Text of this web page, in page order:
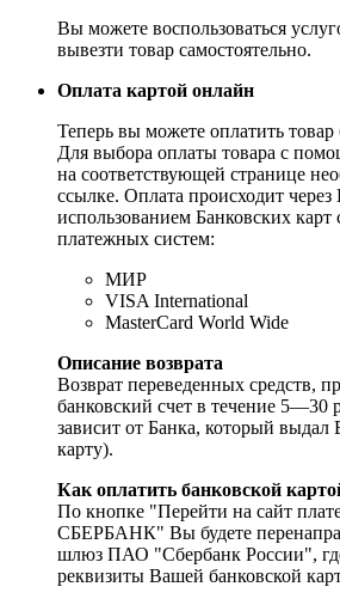
Вы можете воспользоваться
вывезти товар самостоятельно.
Оплата картой онлайн
Теперь вы можете оплатить товар
Для выбора оплаты товара с
на соответствующей странице
ссылке. Оплата происходит
использованием Банковских
платежных систем:
МИР
VISA International
MasterCard World Wide
Описание возврата
Возврат переведенных средств,
банковский счет в течение 5—30
зависит от Банка, который
карту).
Как оплатить банковской
По кнопке "Перейти на сайт
СБЕРБАНК" Вы будете
шлюз ПАО "Сбербанк России",
реквизиты Вашей банковской